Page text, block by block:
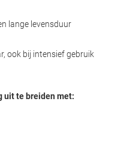
lange levensduur
ook bij intensief gebruik
uit te breiden met: